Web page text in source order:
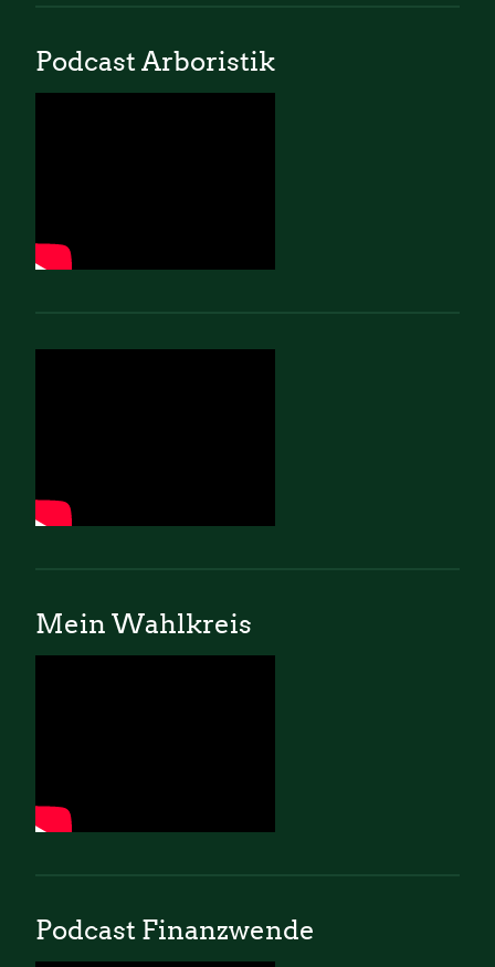
Podcast Arboristik
Mein Wahlkreis
Podcast Finanzwende